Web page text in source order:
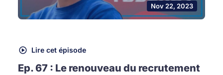
Nov 22, 2023
Lire cet épisode
Ep. 67 : Le renouveau du recrutement